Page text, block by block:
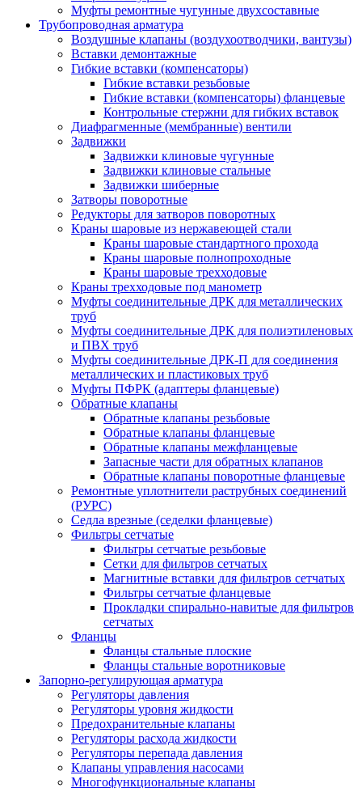
Муфты ремонтные чугунные двухсоставные
Трубопроводная арматура
Воздушные клапаны (воздухоотводчики, вантузы)
Вставки демонтажные
Гибкие вставки (компенсаторы)
Гибкие вставки резьбовые
Гибкие вставки (компенсаторы) фланцевые
Контрольные стержни для гибких вставок
Диафрагменные (мембранные) вентили
Задвижки
Задвижки клиновые чугунные
Задвижки клиновые стальные
Задвижки шиберные
Затворы поворотные
Редукторы для затворов поворотных
Краны шаровые из нержавеющей стали
Краны шаровые стандартного прохода
Краны шаровые полнопроходные
Краны шаровые трехходовые
Краны трехходовые под манометр
Муфты соединительные ДРК для металлических
труб
Муфты соединительные ДРК для полиэтиленовых
и ПВХ труб
Муфты соединительные ДРК-П для соединения
металлических и пластиковых труб
Муфты ПФРК (адаптеры фланцевые)
Обратные клапаны
Обратные клапаны резьбовые
Обратные клапаны фланцевые
Обратные клапаны межфланцевые
Запасные части для обратных клапанов
Обратные клапаны поворотные фланцевые
Ремонтные уплотнители раструбных соединений
(РУРС)
Седла врезные (седелки фланцевые)
Фильтры сетчатые
Фильтры сетчатые резьбовые
Сетки для фильтров сетчатых
Магнитные вставки для фильтров сетчатых
Фильтры сетчатые фланцевые
Прокладки спирально-навитые для фильтров
сетчатых
Фланцы
Фланцы стальные плоские
Фланцы стальные воротниковые
Запорно-регулирующая арматура
Регуляторы давления
Регуляторы уровня жидкости
Предохранительные клапаны
Регуляторы расхода жидкости
Регуляторы перепада давления
Клапаны управления насосами
Многофункциональные клапаны